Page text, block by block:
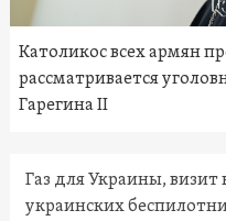
Католикос всех армян
рассматривается
Гарегина II
Газ для Украины, визит
украинских